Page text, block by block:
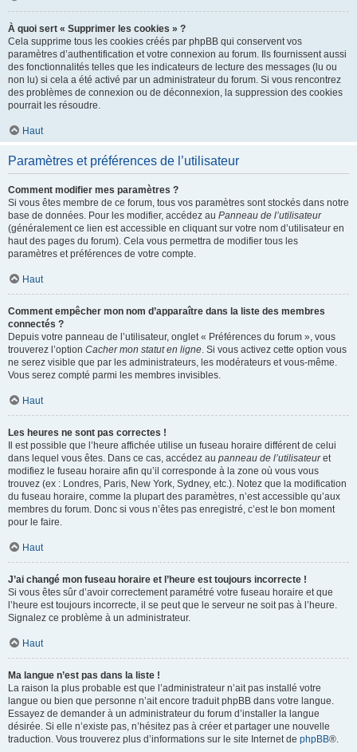
À quoi sert « Supprimer les cookies » ?
Cela supprime tous les cookies créés par phpBB qui conservent vos
paramètres d’authentification et votre connexion au forum. Ils fournissent aussi
des fonctionnalités telles que les indicateurs de lecture des messages (lu ou
non lu) si cela a été activé par un administrateur du forum. Si vous rencontrez
des problèmes de connexion ou de déconnexion, la suppression des cookies
pourrait les résoudre.
Haut
Paramètres et préférences de l’utilisateur
Comment modifier mes paramètres ?
Si vous êtes membre de ce forum, tous vos paramètres sont stockés dans notre
base de données. Pour les modifier, accédez au Panneau de l’utilisateur
(généralement ce lien est accessible en cliquant sur votre nom d’utilisateur en
haut des pages du forum). Cela vous permettra de modifier tous les
paramètres et préférences de votre compte.
Haut
Comment empêcher mon nom d’apparaître dans la liste des membres
connectés ?
Depuis votre panneau de l’utilisateur, onglet « Préférences du forum », vous
trouverez l’option Cacher mon statut en ligne. Si vous activez cette option vous
ne serez visible que par les administrateurs, les modérateurs et vous-même.
Vous serez compté parmi les membres invisibles.
Haut
Les heures ne sont pas correctes !
Il est possible que l’heure affichée utilise un fuseau horaire différent de celui
dans lequel vous êtes. Dans ce cas, accédez au panneau de l’utilisateuret
modifiez le fuseau horaire afin qu’il corresponde à la zone où vous vous
trouvez (ex : Londres, Paris, New York, Sydney, etc.). Notez que la modification
du fuseau horaire, comme la plupart des paramètres, n’est accessible qu’aux
membres du forum. Donc si vous n’êtes pas enregistré, c’est le bon moment
pour le faire.
Haut
J’ai changé mon fuseau horaire et l’heure est toujours incorrecte !
Si vous êtes sûr d’avoir correctement paramétré votre fuseau horaire et que
l’heure est toujours incorrecte, il se peut que le serveur ne soit pas à l’heure.
Signalez ce problème à un administrateur.
Haut
Ma langue n’est pas dans la liste !
La raison la plus probable est que l’administrateur n’ait pas installé votre
langue ou bien que personne n’ait encore traduit phpBB dans votre langue.
Essayez de demander à un administrateur du forum d’installer la langue
désirée. Si elle n’existe pas, n’hésitez pas à créer et partager une nouvelle
traduction. Vous trouverez plus d’informations sur le site Internet de phpBB®.